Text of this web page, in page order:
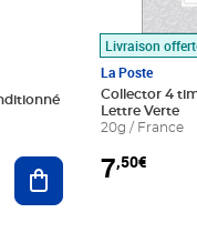
Ajouter au panier
Livraison
La Poste
Collector 4
Lettre Verte
20g / France
7,50€